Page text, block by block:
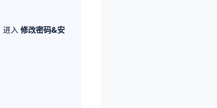
进入修改密码&安